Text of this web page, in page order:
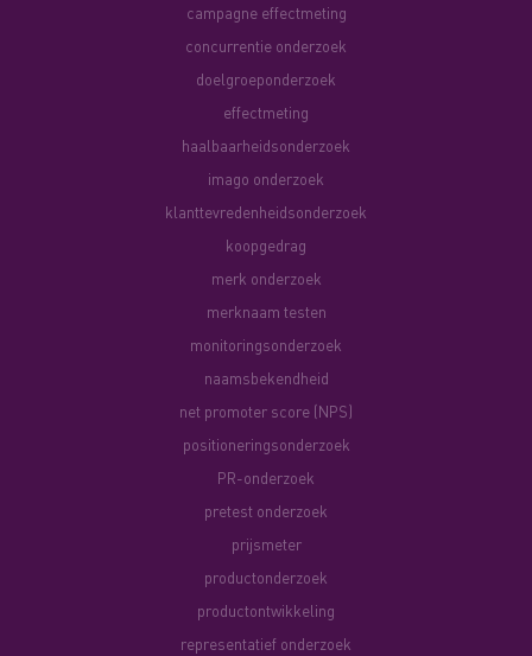
campagne effectmeting
concurrentie onderzoek
doelgroeponderzoek
effectmeting
haalbaarheidsonderzoek
imago onderzoek
klanttevredenheidsonderzoek
koopgedrag
merk onderzoek
merknaam testen
monitoringsonderzoek
naamsbekendheid
net promoter score (NPS)
positioneringsonderzoek
PR-onderzoek
pretest onderzoek
prijsmeter
productonderzoek
productontwikkeling
representatief onderzoek